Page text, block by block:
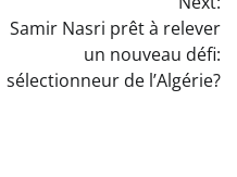
Samir Nasri prêt à relever
un nouveau défi:
sélectionneur de l’Algérie?